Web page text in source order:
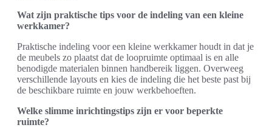
Wat zijn praktische tips voor de indeling van een kleine
werkkamer?
Praktische indeling voor een kleine werkkamer houdt in dat je
de meubels zo plaatst dat de loopruimte optimaal is en alle
benodigde materialen binnen handbereik liggen. Overweeg
verschillende layouts en kies de indeling die het beste past bij
de beschikbare ruimte en jouw werkbehoeften.
Welke slimme inrichtingstips zijn er voor beperkte
ruimte?